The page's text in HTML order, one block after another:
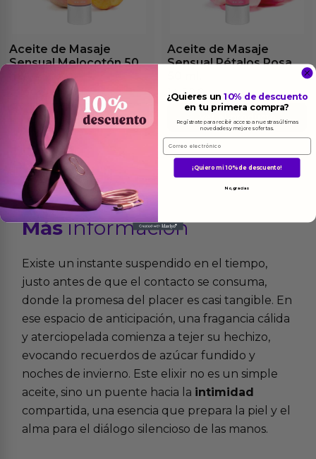
Aceite de Masaje
Sensual Melocotón 50
Ver el producto
Aceite de Masaje
Sensual Pétalos Rosa
14.50
Ver el producto
Másinformacion
Existe un instante suspendido en el tiempo,
justo antes de que el contacto se consuma,
donde la promesa del placer es casi tangible. En
ese espacio de anticipación, una fragancia cálida
y aterciopelada comienza a tejer su hechizo,
evocando recuerdos de azúcar fundido y
noches de invierno. Este elixir no es un simple
aceite, sino un puente hacia la intimidad
compartida, una esencia que prepara la piel y el
alma para el diálogo silencioso de las manos.
¿Quieres un10% de descuento
en tu primera compra?
Regístrate para recibir acceso a nuestras últimas
novedades y mejores ofertas.
Email
¡Quiero mi 10% de descuento!
No, gracias